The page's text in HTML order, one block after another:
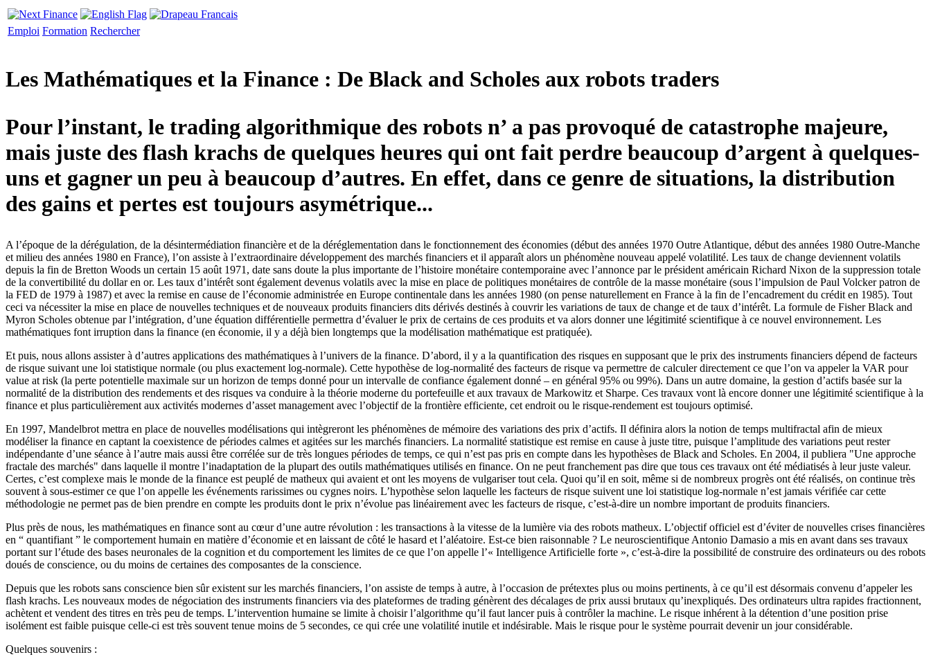
Emploi Formation Rechercher
Les Mathématiques et la Finance : De Black and Scholes aux robots traders
Pour l’instant, le trading algorithmique des robots n’ a pas provoqué de catastrophe majeure,
mais juste des flash krachs de quelques heures qui ont fait perdre beaucoup d’argent à quelques-
uns et gagner un peu à beaucoup d’autres. En effet, dans ce genre de situations, la distribution
des gains et pertes est toujours asymétrique...
A l’époque de la dérégulation, de la désintermédiation financière et de la déréglementation dans le fonctionnement des économies (début des années 1970 Outre Atlantique, début des années 1980 Outre-Manche
et milieu des années 1980 en France), l’on assiste à l’extraordinaire développement des marchés financiers et il apparaît alors un phénomène nouveau appelé volatilité. Les taux de change deviennent volatils
depuis la fin de Bretton Woods un certain 15 août 1971, date sans doute la plus importante de l’histoire monétaire contemporaine avec l’annonce par le président américain Richard Nixon de la suppression totale
de la convertibilité du dollar en or. Les taux d’intérêt sont également devenus volatils avec la mise en place de politiques monétaires de contrôle de la masse monétaire (sous l’impulsion de Paul Volcker patron de
la FED de 1979 à 1987) et avec la remise en cause de l’économie administrée en Europe continentale dans les années 1980 (on pense naturellement en France à la fin de l’encadrement du crédit en 1985). Tout
ceci va nécessiter la mise en place de nouvelles techniques et de nouveaux produits financiers dits dérivés destinés à couvrir les variations de taux de change et de taux d’intérêt. La formule de Fisher Black and
Myron Scholes obtenue par l’intégration, d’une équation différentielle permettra d’évaluer le prix de certains de ces produits et va alors donner une légitimité scientifique à ce nouvel environnement. Les
mathématiques font irruption dans la finance (en économie, il y a déjà bien longtemps que la modélisation mathématique est pratiquée).
Et puis, nous allons assister à d’autres applications des mathématiques à l’univers de la finance. D’abord, il y a la quantification des risques en supposant que le prix des instruments financiers dépend de facteurs
de risque suivant une loi statistique normale (ou plus exactement log-normale). Cette hypothèse de log-normalité des facteurs de risque va permettre de calculer directement ce que l’on va appeler la VAR pour
value at risk (la perte potentielle maximale sur un horizon de temps donné pour un intervalle de confiance également donné – en général 95% ou 99%). Dans un autre domaine, la gestion d’actifs basée sur la
normalité de la distribution des rendements et des risques va conduire à la théorie moderne du portefeuille et aux travaux de Markowitz et Sharpe. Ces travaux vont là encore donner une légitimité scientifique à la
finance et plus particulièrement aux activités modernes d’asset management avec l’objectif de la frontière efficiente, cet endroit ou le risque-rendement est toujours optimisé.
En 1997, Mandelbrot mettra en place de nouvelles modélisations qui intègreront les phénomènes de mémoire des variations des prix d’actifs. Il définira alors la notion de temps multifractal afin de mieux
modéliser la finance en captant la coexistence de périodes calmes et agitées sur les marchés financiers. La normalité statistique est remise en cause à juste titre, puisque l’amplitude des variations peut rester
indépendante d’une séance à l’autre mais aussi être corrélée sur de très longues périodes de temps, ce qui n’est pas pris en compte dans les hypothèses de Black and Scholes. En 2004, il publiera "Une approche
fractale des marchés" dans laquelle il montre l’inadaptation de la plupart des outils mathématiques utilisés en finance. On ne peut franchement pas dire que tous ces travaux ont été médiatisés à leur juste valeur.
Certes, c’est complexe mais le monde de la finance est peuplé de matheux qui avaient et ont les moyens de vulgariser tout cela. Quoi qu’il en soit, même si de nombreux progrès ont été réalisés, on continue très
souvent à sous-estimer ce que l’on appelle les événements rarissimes ou cygnes noirs. L’hypothèse selon laquelle les facteurs de risque suivent une loi statistique log-normale n’est jamais vérifiée car cette
méthodologie ne permet pas de bien prendre en compte les produits dont le prix n’évolue pas linéairement avec les facteurs de risque, c’est-à-dire un nombre important de produits financiers.
Plus près de nous, les mathématiques en finance sont au cœur d’une autre révolution : les transactions à la vitesse de la lumière via des robots matheux. L’objectif officiel est d’éviter de nouvelles crises financières
en “ quantifiant ” le comportement humain en matière d’économie et en laissant de côté le hasard et l’aléatoire. Est-ce bien raisonnable ? Le neuroscientifique Antonio Damasio a mis en avant dans ses travaux
portant sur l’étude des bases neuronales de la cognition et du comportement les limites de ce que l’on appelle l’« Intelligence Artificielle forte », c’est-à-dire la possibilité de construire des ordinateurs ou des robots
doués de conscience, ou du moins de certaines des composantes de la conscience.
Depuis que les robots sans conscience bien sûr existent sur les marchés financiers, l’on assiste de temps à autre, à l’occasion de prétextes plus ou moins pertinents, à ce qu’il est désormais convenu d’appeler les
flash krachs. Les nouveaux modes de négociation des instruments financiers via des plateformes de trading génèrent des décalages de prix aussi brutaux qu’inexpliqués. Des ordinateurs ultra rapides fractionnent,
achètent et vendent des titres en très peu de temps. L’intervention humaine se limite à choisir l’algorithme qu’il faut lancer puis à contrôler la machine. Le risque inhérent à la détention d’une position prise
isolément est faible puisque celle-ci est très souvent tenue moins de 5 secondes, ce qui crée une volatilité inutile et indésirable. Mais le risque pour le système pourrait devenir un jour considérable.
Quelques souvenirs :